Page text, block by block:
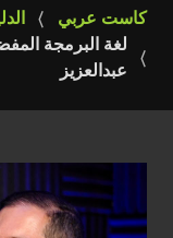
كاست عربي
لغة البرمجة
عبدالعزيز